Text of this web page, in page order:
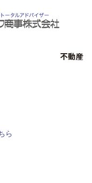
不動産
ら